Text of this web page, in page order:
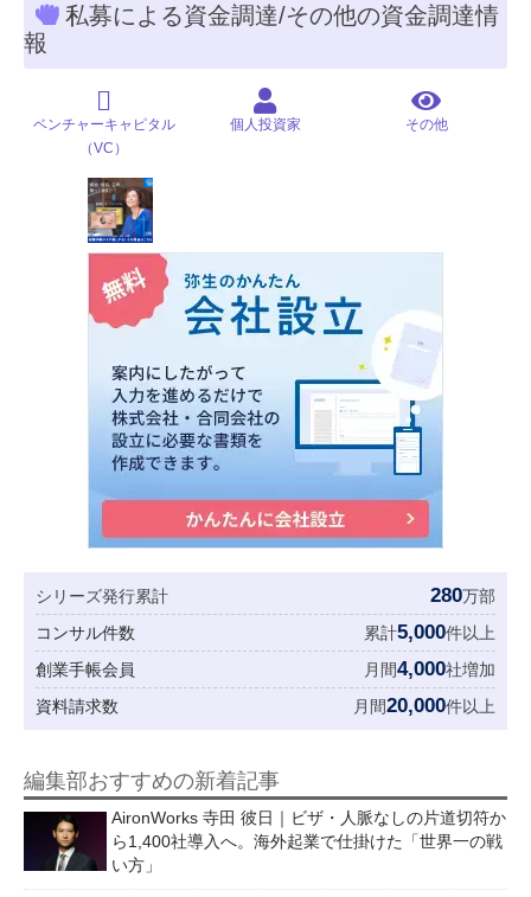
私募による資金調達/その他の資金調達情
報
ベンチャーキャピタル
（VC）
個人投資家 その他
シリーズ発行累計 280万部
コンサル件数
累計5,000件以上
創業手帳会員
月間4,000社増加
資料請求数
月間20,000件以上
編集部おすすめの新着記事
AironWorks 寺田 彼日｜ビザ・人脈なしの片道切符か
ら1,400社導入へ。海外起業で仕掛けた「世界一の戦
い方」